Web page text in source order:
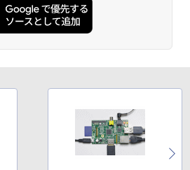
年アップグレード版】AOKIMI ワイヤ
イヤホン bluetooth イヤホン V12 小型
ブルートゥースHi-Fi 最大36時間再生 ぶ
My Road (Stadium ver.)
炭酸水 ラベルレス 500ml ×24本
酸水 ペットボトル 500ミリリットル (Sm
モノクロ版 39 (ジャンプ